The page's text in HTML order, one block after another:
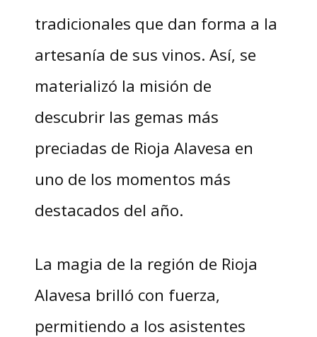
tradicionales que dan forma a la
artesanía de sus vinos. Así, se
materializó la misión de
descubrir las gemas más
preciadas de Rioja Alavesa en
uno de los momentos más
destacados del año.
La magia de la región de Rioja
Alavesa brilló con fuerza,
permitiendo a los asistentes